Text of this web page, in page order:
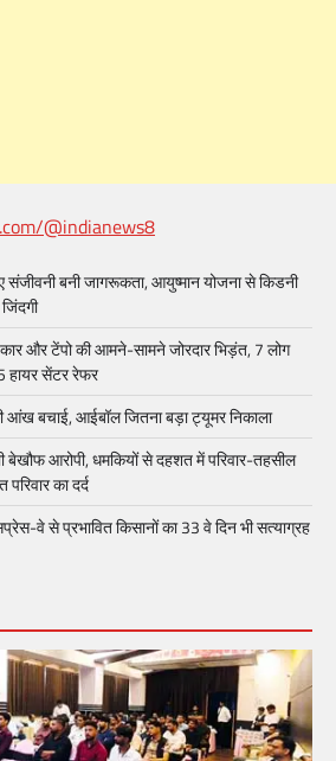
@indianews8
संजीवनी बनी जागरूकता, आयुष्मान योजना से किडनी
और टेंपो की आमने-सामने जोरदार भिड़ंत, 7 लोग
हायर सेंटर रेफर​
आंख बचाई, आईबॉल जितना बड़ा ट्यूमर निकाला
आरोपी, धमकियों से दहशत में परिवार-तहसील
का दर्द
वे से प्रभावित किसानों का 33 वे दिन भी सत्याग्रह